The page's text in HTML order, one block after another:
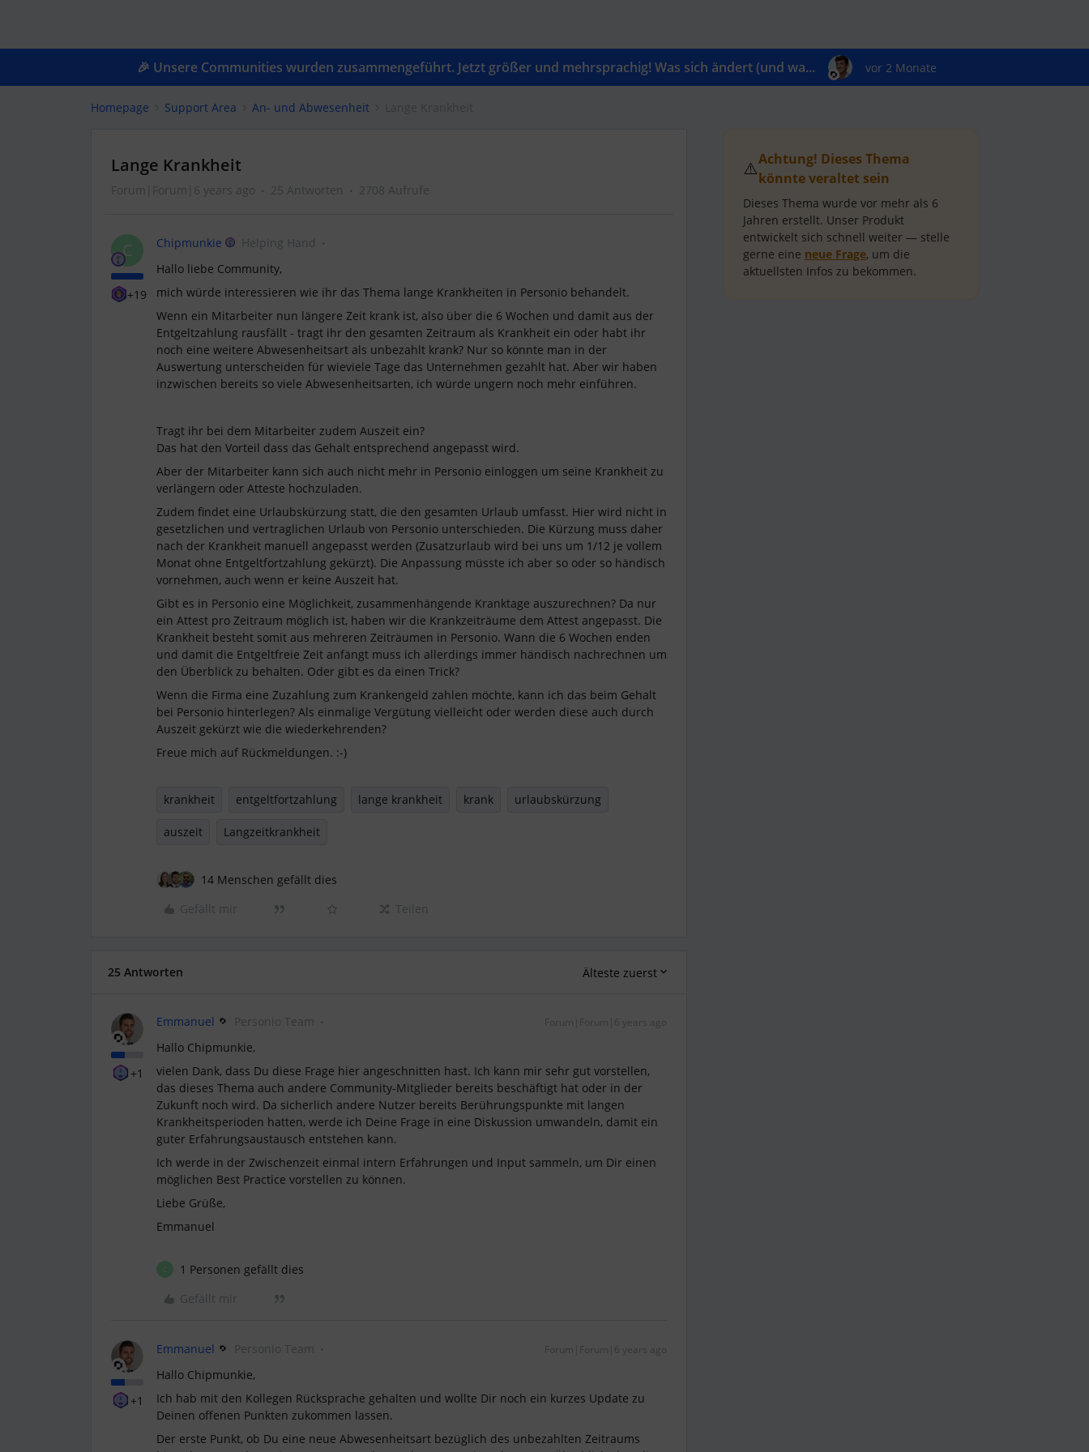
🎉 Unsere Communities wurden zusammengeführt. Jetzt größer und mehrsprachig! Was sich ändert (und wa... vor 2 Monate
Homepage Support Area An- und Abwesenheit
Lange Krankheit
Forum|Forum|6 years ago 25 Antworten 2708 Aufrufe
C
+19
Chipmunkie
Helping Hand
Hallo liebe Community,
mich würde interessieren wie ihr das Thema lange Krankheiten in Personio behandelt.
Wenn ein Mitarbeiter nun längere Zeit krank ist, also über die 6 Wochen und damit aus der
Entgeltzahlung rausfällt - tragt ihr den gesamten Zeitraum als Krankheit ein oder habt ihr
noch eine weitere Abwesenheitsart als unbezahlt krank? Nur so könnte man in der
Auswertung unterscheiden für wieviele Tage das Unternehmen gezahlt hat. Aber wir haben
inzwischen bereits so viele Abwesenheitsarten, ich würde ungern noch mehr einführen.
Tragt ihr bei dem Mitarbeiter zudem Auszeit ein?
Das hat den Vorteil dass das Gehalt entsprechend angepasst wird.
Aber der Mitarbeiter kann sich auch nicht mehr in Personio einloggen um seine Krankheit zu
verlängern oder Atteste hochzuladen.
Zudem findet eine Urlaubskürzung statt, die den gesamten Urlaub umfasst. Hier wird nicht in
gesetzlichen und vertraglichen Urlaub von Personio unterschieden. Die Kürzung muss daher
nach der Krankheit manuell angepasst werden (Zusatzurlaub wird bei uns um 1/12 je vollem
Monat ohne Entgeltfortzahlung gekürzt). Die Anpassung müsste ich aber so oder so händisch
vornehmen, auch wenn er keine Auszeit hat.
Gibt es in Personio eine Möglichkeit, zusammenhängende Kranktage auszurechnen? Da nur
ein Attest pro Zeitraum möglich ist, haben wir die Krankzeiträume dem Attest angepasst. Die
Krankheit besteht somit aus mehreren Zeiträumen in Personio. Wann die 6 Wochen enden
und damit die Entgeltfreie Zeit anfängt muss ich allerdings immer händisch nachrechnen um
den Überblick zu behalten. Oder gibt es da einen Trick?
Wenn die Firma eine Zuzahlung zum Krankengeld zahlen möchte, kann ich das beim Gehalt
bei Personio hinterlegen? Als einmalige Vergütung vielleicht oder werden diese auch durch
Auszeit gekürzt wie die wiederkehrenden?
Freue mich auf Rückmeldungen. :-)
krankheit entgeltfortzahlung lange krankheit krank urlaubskürzung
auszeit Langzeitkrankheit
14 Menschen gefällt dies
Gefällt mir
Teilen
25 Antworten Älteste zuerst
+1
Emmanuel Personio Team Forum|Forum|6 years ago
Hallo Chipmunkie,
vielen Dank, dass Du diese Frage hier angeschnitten hast. Ich kann mir sehr gut vorstellen,
das dieses Thema auch andere Community-Mitglieder bereits beschäftigt hat oder in der
Zukunft noch wird. Da sicherlich andere Nutzer bereits Berührungspunkte mit langen
Krankheitsperioden hatten, werde ich Deine Frage in eine Diskussion umwandeln, damit ein
guter Erfahrungsaustausch entstehen kann.
Ich werde in der Zwischenzeit einmal intern Erfahrungen und Input sammeln, um Dir einen
möglichen Best Practice vorstellen zu können.
Liebe Grüße,
Emmanuel
1 Personen gefällt dies
Gefällt mir
+1
Emmanuel Personio Team Forum|Forum|6 years ago
Hallo Chipmunkie,
Ich hab mit den Kollegen Rücksprache gehalten und wollte Dir noch ein kurzes Update zu
Deinen offenen Punkten zukommen lassen.
Der erste Punkt, ob Du eine neue Abwesenheitsart bezüglich des unbezahlten Zeitraums
⚠️Achtung! Dieses Thema
könnte veraltet sein
Dieses Thema wurde vor mehr als 6
Jahren erstellt. Unser Produkt
entwickelt sich schnell weiter — stelle
gerne eine neue Frage, um die
aktuellsten Infos zu bekommen.